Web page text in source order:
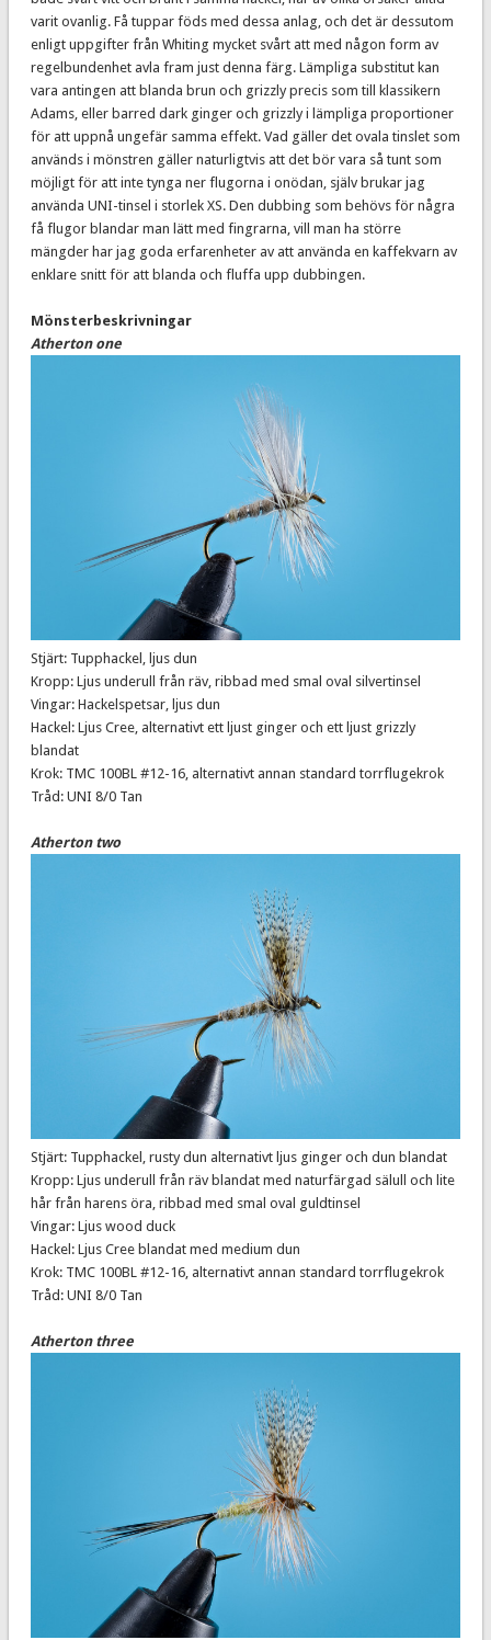
varit ovanlig. Få tuppar föds med dessa anlag, och det är dessutom
enligt uppgifter från Whiting mycket svårt att med någon form av
regelbundenhet avla fram just denna färg. Lämpliga substitut kan
vara antingen att blanda brun och grizzly precis som till klassikern
Adams, eller barred dark ginger och grizzly i lämpliga proportioner
för att uppnå ungefär samma effekt. Vad gäller det ovala tinslet som
används i mönstren gäller naturligtvis att det bör vara så tunt som
möjligt för att inte tynga ner flugorna i onödan, själv brukar jag
använda UNI-tinsel i storlek XS. Den dubbing som behövs för några
få flugor blandar man lätt med fingrarna, vill man ha större
mängder har jag goda erfarenheter av att använda en kaffekvarn av
enklare snitt för att blanda och fluffa upp dubbingen.
Mönsterbeskrivningar
Atherton one
Stjärt: Tupphackel, ljus dun
Kropp: Ljus underull från räv, ribbad med smal oval silvertinsel
Vingar: Hackelspetsar, ljus dun
Hackel: Ljus Cree, alternativt ett ljust ginger och ett ljust grizzly
blandat
Krok: TMC 100BL #12-16, alternativt annan standard torrflugekrok
Tråd: UNI 8/0 Tan
Atherton two
Stjärt: Tupphackel, rusty dun alternativt ljus ginger och dun blandat
Kropp: Ljus underull från räv blandat med naturfärgad sälull och lite
hår från harens öra, ribbad med smal oval guldtinsel
Vingar: Ljus wood duck
Hackel: Ljus Cree blandat med medium dun
Krok: TMC 100BL #12-16, alternativt annan standard torrflugekrok
Tråd: UNI 8/0 Tan
Atherton three